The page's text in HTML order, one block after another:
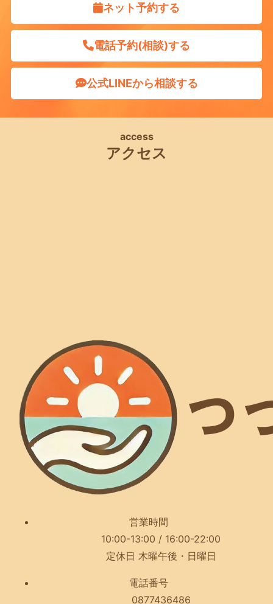
ネット予約する
電話予約(相談)する
公式LINEから相談する
アクセス
access
営業時間
10:00-13:00 / 16:00-22:00
定休日 木曜午後・日曜日
電話番号
0877436486